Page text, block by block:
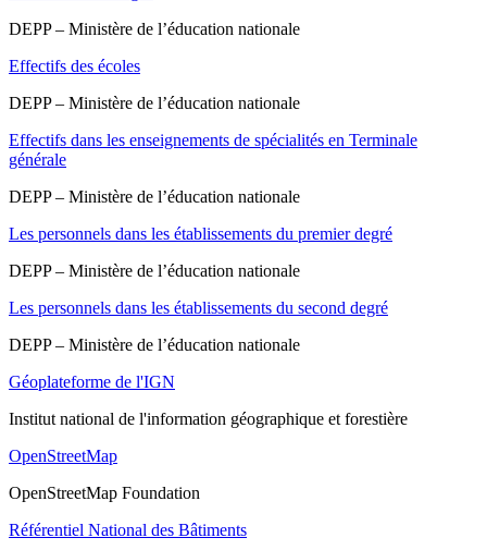
DEPP – Ministère de l’éducation nationale
Effectifs des écoles
DEPP – Ministère de l’éducation nationale
Effectifs dans les enseignements de spécialités en Terminale
générale
DEPP – Ministère de l’éducation nationale
Les personnels dans les établissements du premier degré
DEPP – Ministère de l’éducation nationale
Les personnels dans les établissements du second degré
DEPP – Ministère de l’éducation nationale
Géoplateforme de l'IGN
Institut national de l'information géographique et forestière
OpenStreetMap
OpenStreetMap Foundation
Référentiel National des Bâtiments